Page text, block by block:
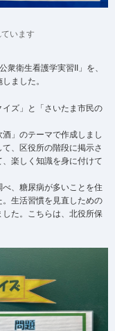
います
衆衛生看護学実習II」を、
ました。
ズ」と「さいたま市民の
」のテーマで作成しまし
、区役所の階段に掲示さ
楽しく知識を身に付けて
べ、糖尿病が多いことを住
生活習慣を見直しための
た。こちらは、北役所保